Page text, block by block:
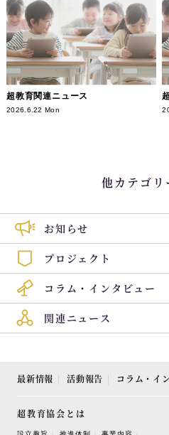
超教育関連ニュース
2026.6.22 Mon
他カテゴリ
お知らせ
プロジェクト
コラム・インタビュー
関連ニュース
最新情報 活動報告 コラム・イ
超教育協会とは